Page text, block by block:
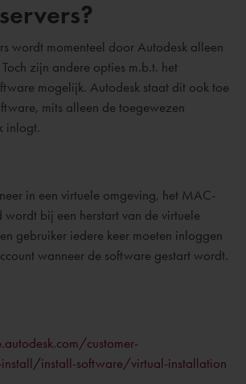
wordt momenteel door Autodesk alleen
zijn andere opties m.b.t. het
mogelijk. Autodesk staat dit ook toe
mits alleen de toegewezen
inlogt.
in een virtuele omgeving, het MAC-
bij een herstart van de virtuele
gebruiker iedere keer moeten inloggen
wanneer de software gestart wordt.
customer-
install-software/virtual-installation